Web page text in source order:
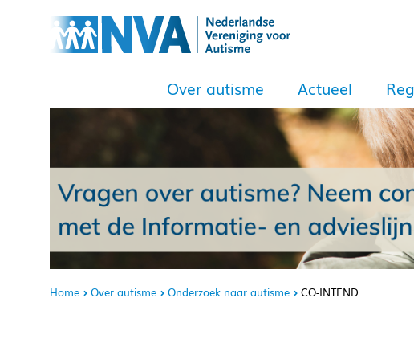
Over autisme Actueel
Home Over autisme Onderzoek naar autisme CO-INTEND